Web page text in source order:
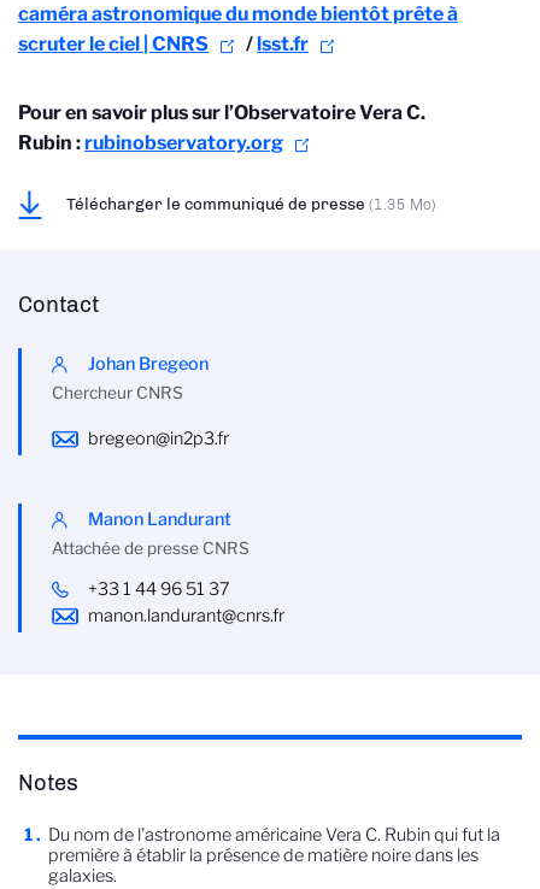
caméra astronomique du monde bientôt prête à
scruter le ciel | CNRS
/ lsst.fr
Pour en savoir plus sur l’Observatoire Vera C.
Rubin :rubinobservatory.org
Télécharger le communiqué de presse (1.35 Mo)
Contact
Johan Bregeon
Chercheur CNRS
bregeon@in2p3.fr
Manon Landurant
Attachée de presse CNRS
+33 1 44 96 51 37
manon.landurant@cnrs.fr
Notes
Du nom de l’astronome américaine Vera C. Rubin qui fut la
première à établir la présence de matière noire dans les
galaxies.